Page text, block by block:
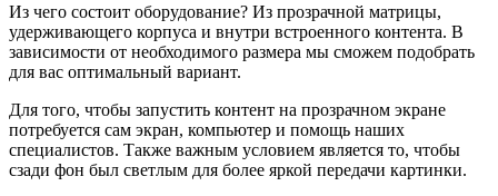
Из чего состоит оборудование? Из прозрачной матрицы,
удерживающего корпуса и внутри встроенного контента. В
зависимости от необходимого размера мы сможем подобрать
для вас оптимальный вариант.
Для того, чтобы запустить контент на прозрачном экране
потребуется сам экран, компьютер и помощь наших
специалистов. Также важным условием является то, чтобы
сзади фон был светлым для более яркой передачи картинки.